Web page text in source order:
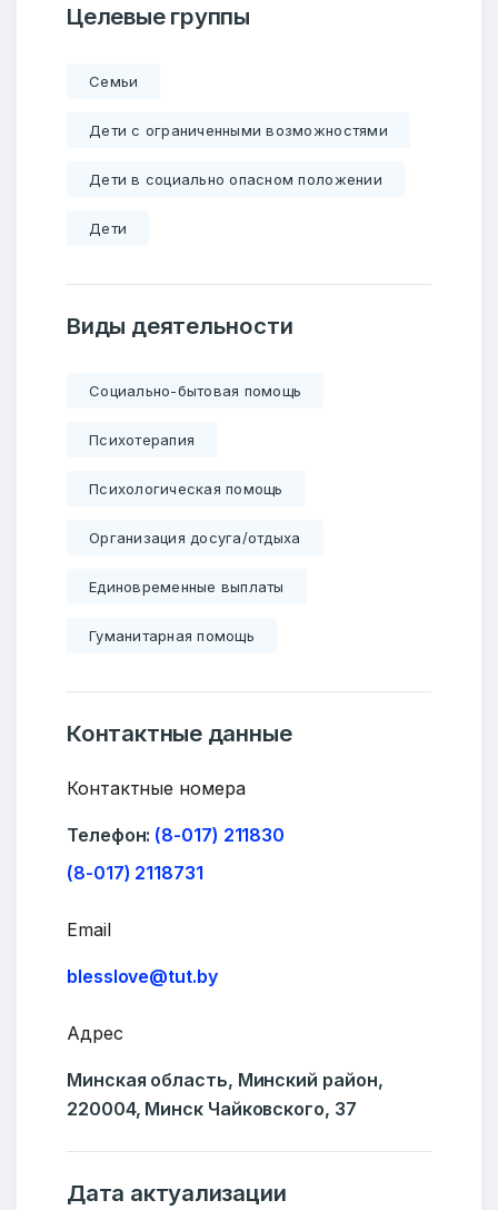
Добро пожаловать
Email:pr@basw-ngo.by
Целевые группы
Семьи
Дети с ограниченными возможностями
Дети в социально опасном положении
Дети
Виды деятельности
Социально-бытовая помощь
Психотерапия
Психологическая помощь
Организация досуга/отдыха
Единовременные выплаты
Гуманитарная помощь
Контактные данные
Контактные номера
Телефон: (8-017) 211830
(8-017) 2118731
Email
blesslove@tut.by
Адрес
Минская область, Минский район,
220004, Минск Чайковского, 37
Дата актуализации